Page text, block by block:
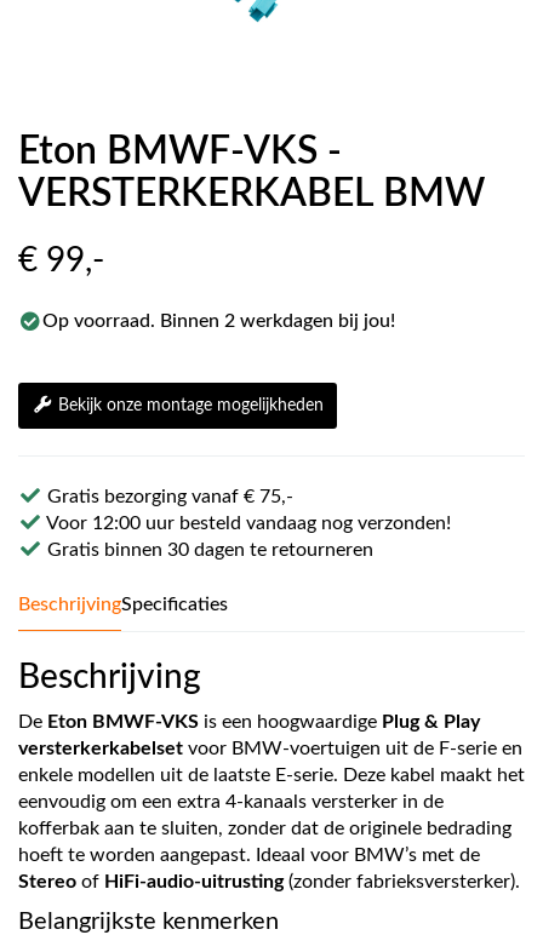
Eton BMWF-VKS -
VERSTERKERKABEL BMW
€ 99,-
Op voorraad. Binnen 2 werkdagen bij jou!
Bekijk onze montage mogelijkheden
Gratis bezorging vanaf € 75,-
Voor 12:00 uur besteld vandaag nog verzonden!
Gratis binnen 30 dagen te retourneren
BeschrijvingSpecificaties
Beschrijving
De Eton BMWF-VKS is een hoogwaardige Plug & Play
versterkerkabelset voor BMW-voertuigen uit de F-serie en
enkele modellen uit de laatste E-serie. Deze kabel maakt het
eenvoudig om een extra 4-kanaals versterker in de
kofferbak aan te sluiten, zonder dat de originele bedrading
hoeft te worden aangepast. Ideaal voor BMW’s met de
Stereo of HiFi-audio-uitrusting(zonder fabrieksversterker).
Belangrijkste kenmerken